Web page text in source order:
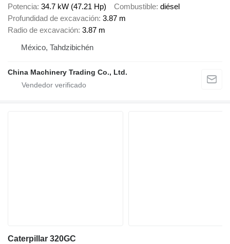
Potencia 34.7 kW (47.21 Hp) Combustible diésel
Profundidad de excavación 3.87 m
Radio de excavación 3.87 m
México, Tahdzibichén
China Machinery Trading Co., Ltd.
Caterpillar 320GC